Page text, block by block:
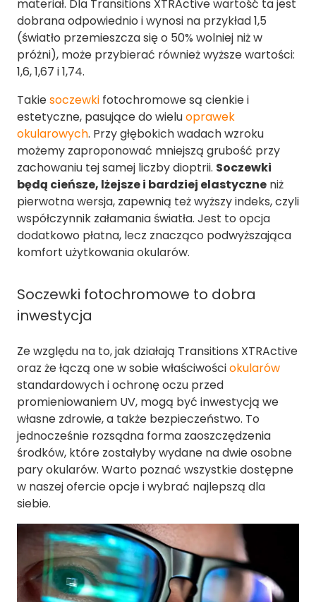
materiał. Dla Transitions XTRActive wartość ta jest
dobrana odpowiednio i wynosi na przykład 1,5
(światło przemieszcza się o 50% wolniej niż w
próżni), może przybierać również wyższe wartości:
1,6, 1,67 i 1,74.
Takiesoczewki fotochromowe są cienkie i
estetyczne, pasujące do wieluoprawek
okularowych. Przy głębokich wadach wzroku
możemy zaproponować mniejszą grubość przy
zachowaniu tej samej liczby dioptrii. Soczewki
będą cieńsze, lżejsze i bardziej elastyczne niż
pierwotna wersja, zapewnią też wyższy indeks, czyli
współczynnik załamania światła. Jest to opcja
dodatkowo płatna, lecz znacząco podwyższająca
komfort użytkowania okularów.
Soczewki fotochromowe to dobra
inwestycja
Ze względu na to, jak działają Transitions XTRActive
oraz że łączą one w sobie właściwościokularów
standardowych i ochronę oczu przed
promieniowaniem UV, mogą być inwestycją we
własne zdrowie, a także bezpieczeństwo. To
jednocześnie rozsądna forma zaoszczędzenia
środków, które zostałyby wydane na dwie osobne
pary okularów. Warto poznać wszystkie dostępne
w naszej ofercie opcje i wybrać najlepszą dla
siebie.